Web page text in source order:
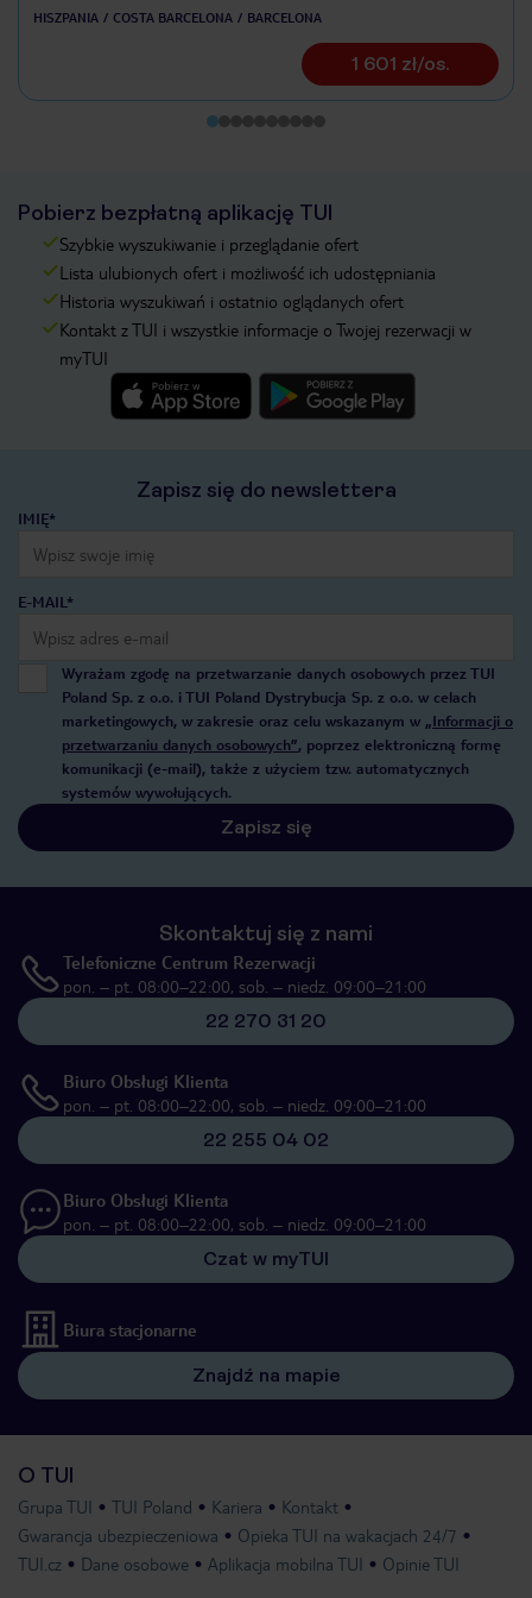
HISZPANIA COSTA BARCELONA BARCELONA
1 601 zł/os.
Pobierz bezpłatną aplikację TUI
Szybkie wyszukiwanie i przeglądanie ofert
Lista ulubionych ofert i możliwość ich udostępniania
Historia wyszukiwań i ostatnio oglądanych ofert
Kontakt z TUI i wszystkie informacje o Twojej rezerwacji w
myTUI
Zapisz się do newslettera
IMIĘ*
E-MAIL*
Wyrażam zgodę na przetwarzanie danych osobowych przez TUI
Poland Sp. z o.o. i TUI Poland Dystrybucja Sp. z o.o. w celach
marketingowych, w zakresie oraz celu wskazanym w „Informacji o
przetwarzaniu danych osobowych”, poprzez elektroniczną formę
komunikacji (e-mail), także z użyciem tzw. automatycznych
systemów wywołujących.
Zapisz się
Skontaktuj się z nami
Telefoniczne Centrum Rezerwacji
pon. – pt. 08:00–22:00, sob. – niedz. 09:00–21:00
22 270 31 20
Biuro Obsługi Klienta
pon. – pt. 08:00–22:00, sob. – niedz. 09:00–21:00
22 255 04 02
Biuro Obsługi Klienta
pon. – pt. 08:00–22:00, sob. – niedz. 09:00–21:00
Czat w myTUI
Biura stacjonarne
Znajdź na mapie
O TUI
Grupa TUI TUI Poland Kariera
Kontakt
Gwarancja ubezpieczeniowa
Opieka TUI na wakacjach 24/7
TUI.cz
Dane osobowe Aplikacja mobilna TUI Opinie TUI